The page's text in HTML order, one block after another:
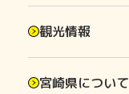
観光情報
宮崎県について